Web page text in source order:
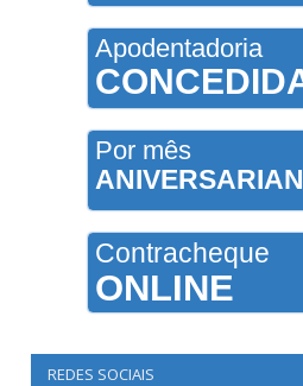
Apodentadoria
Por mês
Contracheque
ONLINE
REDES SOCIAIS